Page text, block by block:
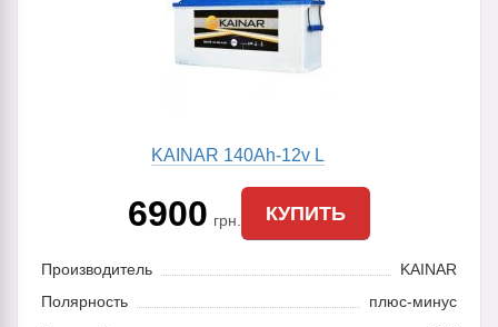
KAINAR 140Ah-12v L
6900 грн. КУПИТЬ
Производитель
KAINAR
Полярность
плюс-минус